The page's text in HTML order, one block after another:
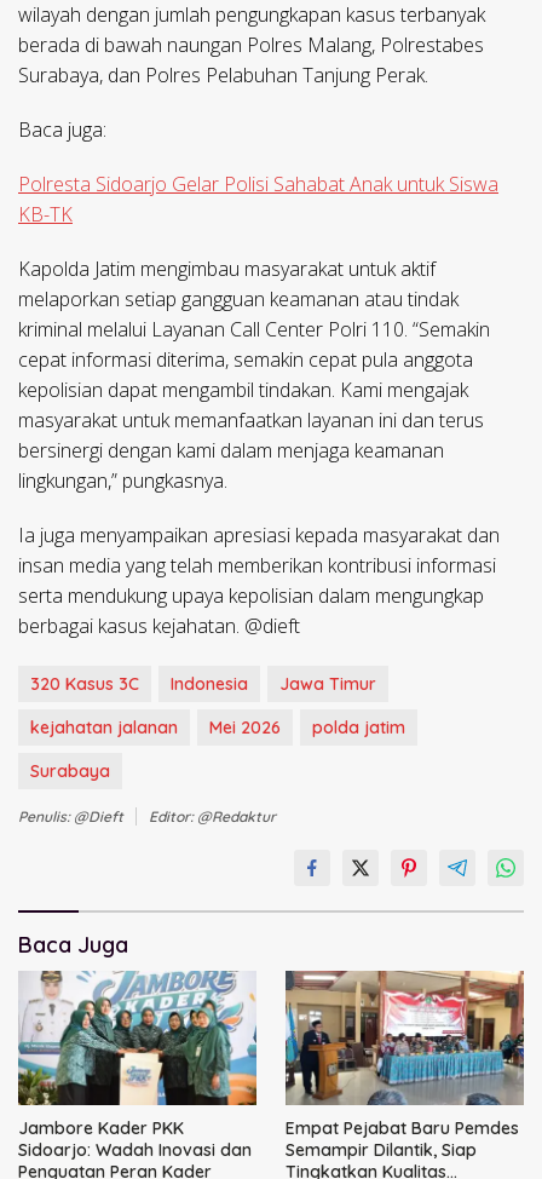
wilayah dengan jumlah pengungkapan kasus terbanyak
berada di bawah naungan Polres Malang, Polrestabes
Surabaya, dan Polres Pelabuhan Tanjung Perak.
Baca juga:
Polresta Sidoarjo Gelar Polisi Sahabat Anak untuk Siswa
KB-TK
Kapolda Jatim mengimbau masyarakat untuk aktif
melaporkan setiap gangguan keamanan atau tindak
kriminal melalui Layanan Call Center Polri 110. “Semakin
cepat informasi diterima, semakin cepat pula anggota
kepolisian dapat mengambil tindakan. Kami mengajak
masyarakat untuk memanfaatkan layanan ini dan terus
bersinergi dengan kami dalam menjaga keamanan
lingkungan,” pungkasnya.
Ia juga menyampaikan apresiasi kepada masyarakat dan
insan media yang telah memberikan kontribusi informasi
serta mendukung upaya kepolisian dalam mengungkap
berbagai kasus kejahatan. @dieft
320 Kasus 3C Indonesia
Jawa Timur
kejahatan jalanan
Mei 2026
polda jatim
Surabaya
Penulis: @dieft Editor: @redaktur
Baca Juga
Jambore Kader PKK
Sidoarjo: Wadah Inovasi dan
Penguatan Peran Kader
Empat Pejabat Baru Pemdes
Semampir Dilantik, Siap
Tingkatkan Kualitas